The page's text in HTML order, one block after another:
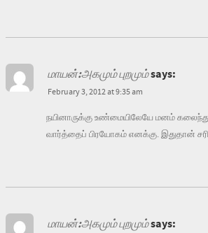
மாயன்:அகமும் புறமும்says:
February 3, 2012 at 9:35 am
நயினாருக்கு உண்மையிலேயே மனம்
வார்த்தைப் பிரயோகம் எனக்கு. இதுதான்
மாயன்:அகமும் புறமும்says: